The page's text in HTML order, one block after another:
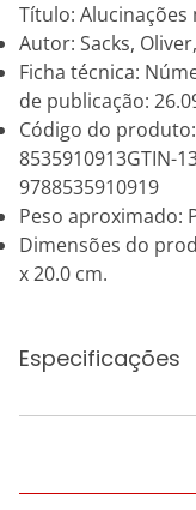
Título: Alucinações
Autor: Sacks,
Ficha técnica:
de publicação:
Código do produto:
8535910913GTIN-
9788535910919
Peso aproximado:
Dimensões do
x 20.0 cm.
Especificações